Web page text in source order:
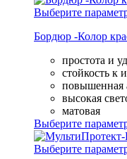
Выберите
Бордюр -Колор
простота и
стойкость к
повышенная
высокая
матовая
Выберите
Выберите